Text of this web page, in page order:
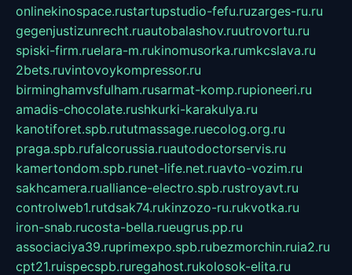
onlinekinospace.rustartupstudio-fefu.ruzarges-ru.ru
gegenjustizunrecht.ruautobalashov.ruutrovortu.ru
spiski-firm.ruelara-m.rukinomusorka.rumkcslava.ru
2bets.ruvintovoykompressor.ru
birminghamvsfulham.rusarmat-komp.rupioneeri.ru
amadis-chocolate.rushkurki-karakulya.ru
kanotiforet.spb.rututmassage.ruecolog.org.ru
praga.spb.rufalcorussia.ruautodoctorservis.ru
kamertondom.spb.runet-life.net.ruavto-vozim.ru
sakhcamera.rualliance-electro.spb.rustroyavt.ru
controlweb1.rutdsak74.rukinzozo-ru.rukvotka.ru
iron-snab.rucosta-bella.rueugrus.pp.ru
associaciya39.ruprimexpo.spb.rubezmorchin.ruia2.ru
cpt21.ruispecspb.ruregahost.rukolosok-elita.ru